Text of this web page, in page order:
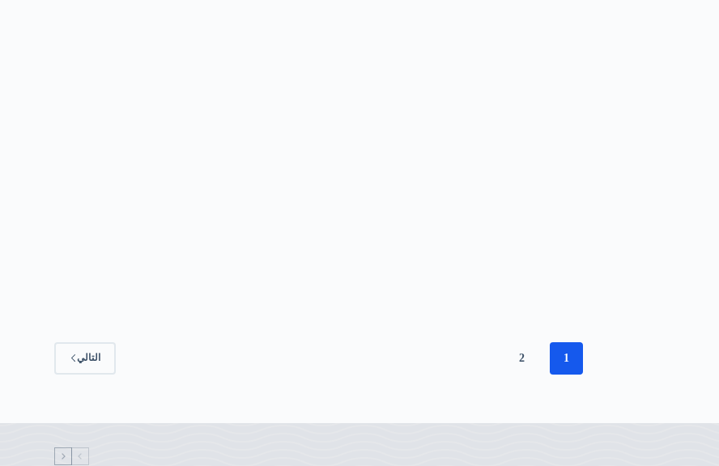
1
2 التالي